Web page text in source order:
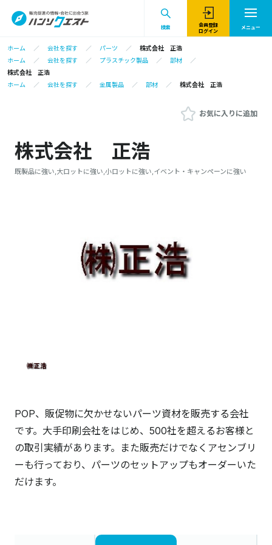
検索
会員登録
ログイン
メニュー
ホーム 会社を探す パーツ
株式会社 正浩
ホーム
会社を探す プラスチック製品
部材
株式会社 正浩
ホーム
会社を探す 金属製品 部材 株式会社 正浩
お気に入りに追加
株式会社 正浩
既製品に強い,大ロットに強い,小ロットに強い,イベント・キャンペーンに強い
POP、販促物に欠かせないパーツ資材を販売する会社
です。大手印刷会社をはじめ、500社を超えるお客様と
の取引実績があります。また販売だけでなくアセンブリ
ーも行っており、パーツのセットアップもオーダーいた
だけます。